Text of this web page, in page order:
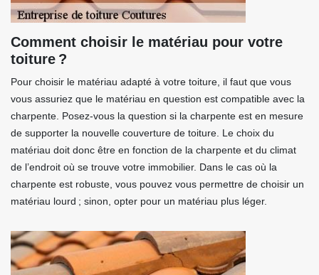
Comment choisir le matériau pour votre
toiture ?
Pour choisir le matériau adapté à votre toiture, il faut que vous
vous assuriez que le matériau en question est compatible avec la
charpente. Posez-vous la question si la charpente est en mesure
de supporter la nouvelle couverture de toiture. Le choix du
matériau doit donc être en fonction de la charpente et du climat
de l’endroit où se trouve votre immobilier. Dans le cas où la
charpente est robuste, vous pouvez vous permettre de choisir un
matériau lourd ; sinon, opter pour un matériau plus léger.